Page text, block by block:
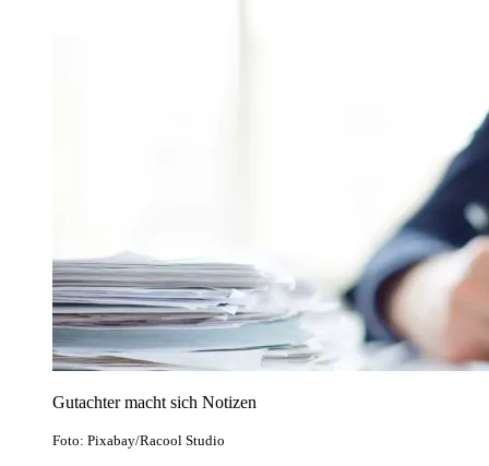
Gutachter macht sich Notizen
Foto: Pixabay/Racool Studio